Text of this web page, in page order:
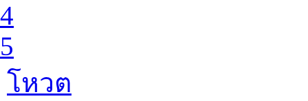
4
5
โหวต